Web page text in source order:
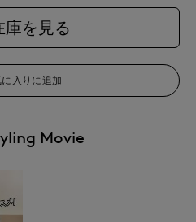
庫を見る
に入りに追加
Movie